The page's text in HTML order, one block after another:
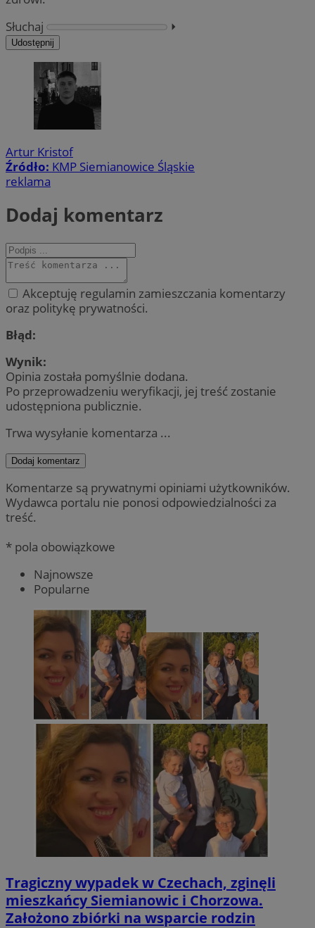
Słuchaj
⏵︎
Udostępnij
Artur Kristof
Źródło: KMP Siemianowice Śląskie
reklama
Dodaj komentarz
Akceptuję regulamin zamieszczania komentarzy
oraz politykę prywatności.
Błąd:
Wynik:
Opinia została pomyślnie dodana.
Po przeprowadzeniu weryfikacji, jej treść zostanie
udostępniona publicznie.
Trwa wysyłanie komentarza ...
Dodaj komentarz
Komentarze są prywatnymi opiniami użytkowników.
Wydawca portalu nie ponosi odpowiedzialności za
treść.
* pola obowiązkowe
Najnowsze
Popularne
Tragiczny wypadek w Czechach, zginęli
mieszkańcy Siemianowic i Chorzowa.
Założono zbiórki na wsparcie rodzin